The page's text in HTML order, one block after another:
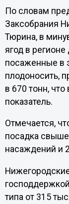
По словам
Заксобрания
Тюрина, в
ягод в регионе
посаженные в
плодоносить,
в 670 тонн,
показатель.
Отмечается,
посадка свыше
насаждений и
типа от 315